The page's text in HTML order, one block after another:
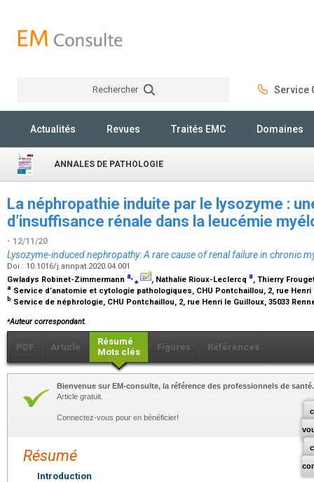
Rechercher Service
Actualités Revues Traités EMC Domaines
ANNALES DE PATHOLOGIE
La néphropathie induite par le lysozyme :
d’insuffisance rénale dans la leucémie
- 12/11/20
Lysozyme-induced nephropathy: A rare cause of renal failure in chronic
Doi : 10.1016/j.annpat.2020.04.001
Gwladys Robinet-Zimmermann a,⁎ , Nathalie Rioux-Leclercq a, Thierry
a Service d’anatomie et cytologie pathologiques, CHU Pontchaillou, 2, rue
b Service de néphrologie, CHU Pontchaillou, 2, rue Henri le Guilloux, 35033
⁎Auteur correspondant.
PDF Article
Résumé
Mots clés
Figures Références
Bienvenue sur EM-consulte, la référence des professionnels de santé.
Article gratuit.
Connectez-vous pour en bénéficier!
Résumé
Introduction